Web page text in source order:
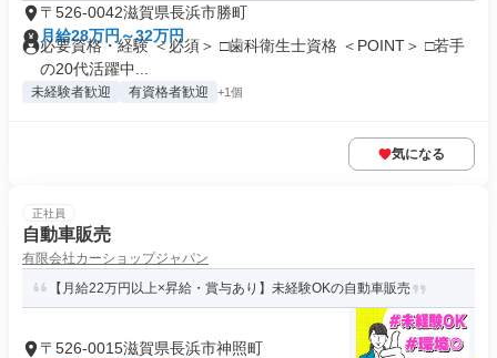
〒526-0042滋賀県長浜市勝町
月給28万円～32万円
必要資格・経験 ＜必須＞ □歯科衛生士資格 ＜POINT＞ □若手
の20代活躍中...
未経験者歓迎 有資格者歓迎 +1個
気になる
正社員
自動車販売
有限会社カーショップジャパン
【月給22万円以上×昇給・賞与あり】未経験OKの自動車販売
〒526-0015滋賀県長浜市神照町